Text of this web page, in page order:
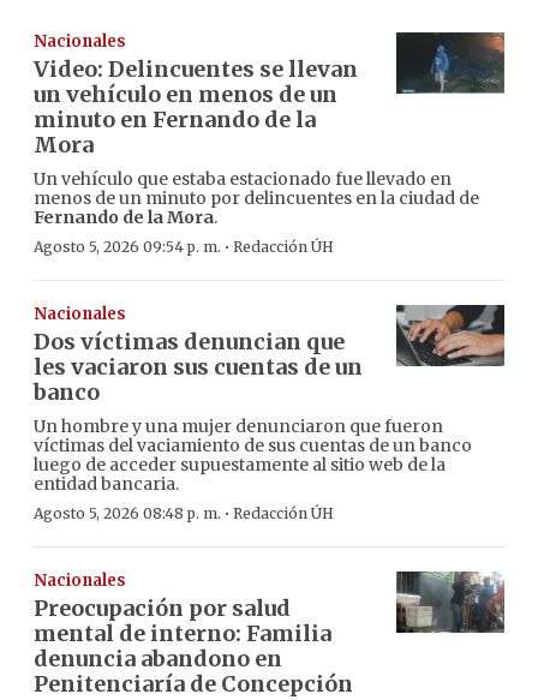
Nacionales
Video: Delincuentes se llevan
un vehículo en menos de un
minuto en Fernando de la
Mora
Un vehículo que estaba estacionado fue llevado en
menos de un minuto por delincuentes en la ciudad de
Fernando de la Mora.
Agosto 5, 2026 09:54 p. m. · Redacción ÚH
Nacionales
Dos víctimas denuncian que
les vaciaron sus cuentas de un
banco
Un hombre y una mujer denunciaron que fueron
víctimas del vaciamiento de sus cuentas de un banco
luego de acceder supuestamente al sitio web de la
entidad bancaria.
Agosto 5, 2026 08:48 p. m. · Redacción ÚH
Nacionales
Preocupación por salud
mental de interno: Familia
denuncia abandono en
Penitenciaría de Concepción